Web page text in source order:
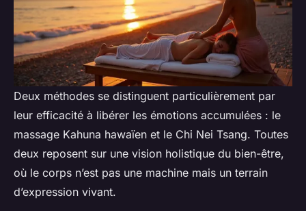
Deux méthodes se distinguent particulièrement par
leur efficacité à libérer les émotions accumulées : le
massage Kahuna hawaïen et le Chi Nei Tsang. Toutes
deux reposent sur une vision holistique du bien-être,
où le corps n’est pas une machine mais un terrain
d’expression vivant.